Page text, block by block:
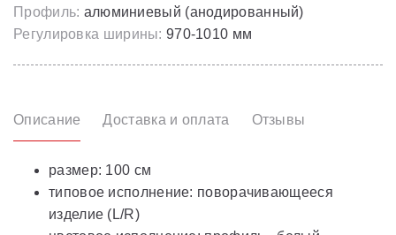
Профиль: алюминиевый (анодированный)
Регулировка ширины: 970-1010 мм
Описание Доставка и оплата Отзывы
размер: 100 см
типовое исполнение: поворачивающееся
изделие (L/R)